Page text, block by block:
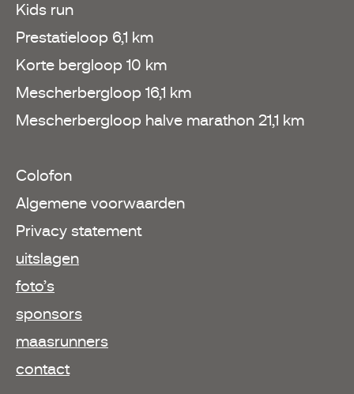
Kids run
Prestatieloop 6,1 km
Korte bergloop 10 km
Mescherbergloop 16,1 km
Mescherbergloop halve marathon 21,1 km
Colofon
Algemene voorwaarden
Privacy statement
uitslagen
foto’s
sponsors
maasrunners
contact